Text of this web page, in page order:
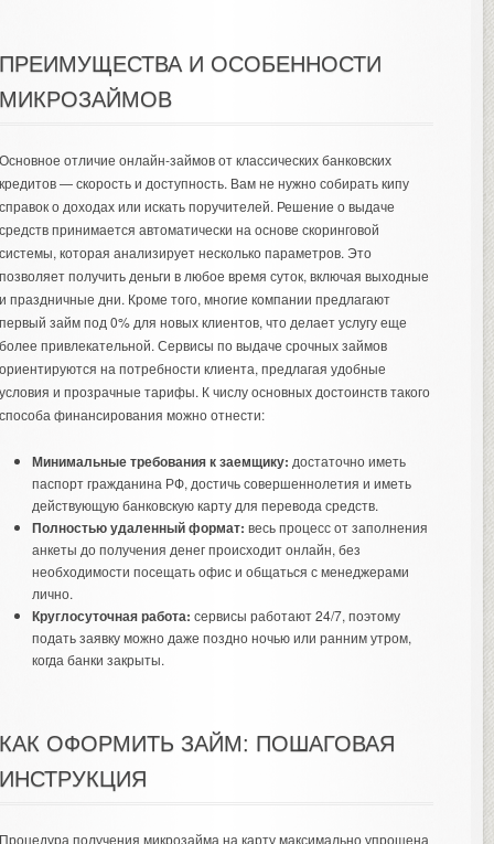
И ОСОБЕННОСТИ
отличие онлайн-займов от классических банковских
— скорость и доступность. Вам не нужно собирать кипу
о доходах или искать поручителей. Решение о выдаче
принимается автоматически на основе скоринговой
которая анализирует несколько параметров. Это
получить деньги в любое время суток, включая выходные
праздничные дни. Кроме того, многие компании предлагают
займ под 0% для новых клиентов, что делает услугу еще
привлекательной. Сервисы по выдаче срочных займов
на потребности клиента, предлагая удобные
и прозрачные тарифы. К числу основных достоинств такого
финансирования можно отнести:
Минимальные требования к заемщику: достаточно иметь
паспорт гражданина РФ, достичь совершеннолетия и иметь
действующую банковскую карту для перевода средств.
Полностью удаленный формат: весь процесс от заполнения
анкеты до получения денег происходит онлайн, без
необходимости посещать офис и общаться с менеджерами
лично.
Круглосуточная работа: сервисы работают 24/7, поэтому
подать заявку можно даже поздно ночью или ранним утром,
когда банки закрыты.
ОФОРМИТЬ ЗАЙМ: ПОШАГОВАЯ
получения микрозайма на карту максимально упрощена